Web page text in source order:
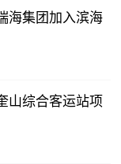
海集团加入滨海
山综合客运站项